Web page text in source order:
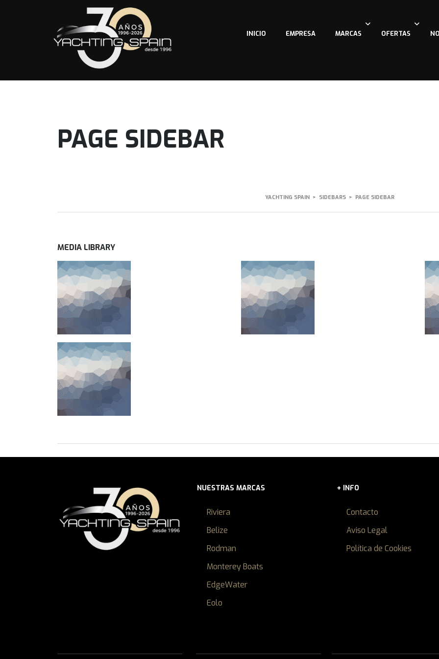
INICIO EMPRESA MARCAS OFERTAS
PAGE SIDEBAR
YACHTING SPAIN > SIDEBARS > PAGE SIDEBAR
MEDIA LIBRARY
NUESTRAS MARCAS
Riviera
Belize
Rodman
Monterey Boats
EdgeWater
Eolo
+ INFO
Contacto
Aviso Legal
Política de Cookies